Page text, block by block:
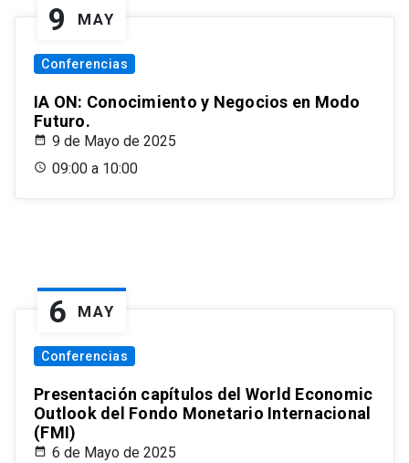
9 MAY
Conferencias
IA ON: Conocimiento y Negocios en Modo
Futuro.
9 de Mayo de 2025
09:00 a 10:00
6 MAY
Conferencias
Presentación capítulos del World Economic
Outlook del Fondo Monetario Internacional
(FMI)
6 de Mayo de 2025